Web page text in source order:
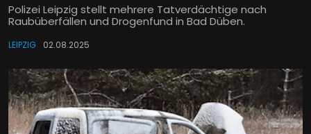
Polizei Leipzig stellt mehrere Tatverdächtige nach
Raubüberfällen und Drogenfund in Bad Düben.
LEIPZIG 02.08.2025